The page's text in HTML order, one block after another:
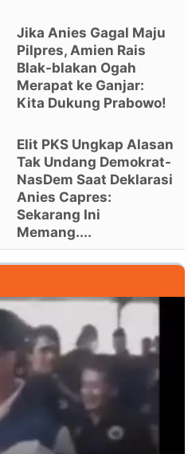
Jika Anies Gagal Maju
Pilpres, Amien Rais
Blak-blakan Ogah
Merapat ke Ganjar:
Kita Dukung Prabowo!
Elit PKS Ungkap Alasan
Tak Undang Demokrat-
NasDem Saat Deklarasi
Anies Capres:
Sekarang Ini
Memang....